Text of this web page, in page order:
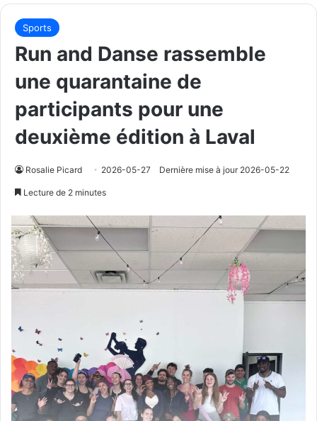
Sports
Run and Danse rassemble
une quarantaine de
participants pour une
deuxième édition à Laval
Rosalie Picard 2026-05-27 Dernière mise à jour 2026-05-22
Lecture de 2 minutes